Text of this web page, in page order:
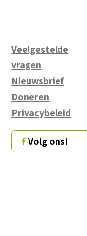
Veelgestelde
vragen
Nieuwsbrief
Doneren
Privacybeleid
Volg ons!